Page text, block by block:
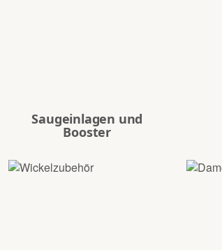
Saugeinlagen und
Booster